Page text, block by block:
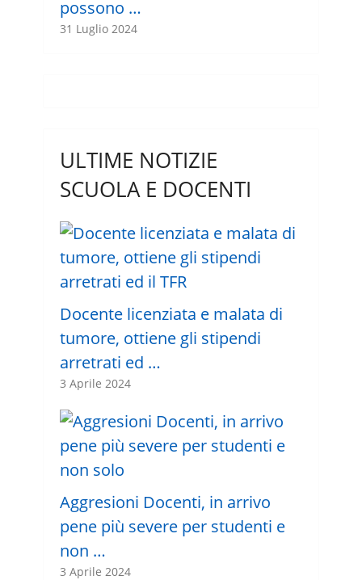
possono …
31 Luglio 2024
ULTIME NOTIZIE
SCUOLA E DOCENTI
Docente licenziata e malata di
tumore, ottiene gli stipendi
arretrati ed …
3 Aprile 2024
Aggresioni Docenti, in arrivo
pene più severe per studenti e
non …
3 Aprile 2024